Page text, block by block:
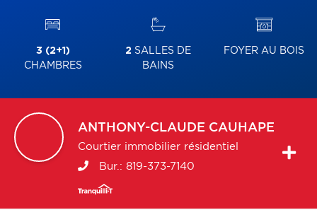
3 (2+1)
CHAMBRES
2 SALLES DE
BAINS
FOYER AU BOIS
ANTHONY-CLAUDE CAUHAPE
Courtier immobilier résidentiel
Bur.: 819-373-7140